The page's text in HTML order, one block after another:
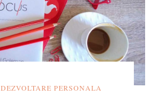
DEZVOLTARE PERSONALA